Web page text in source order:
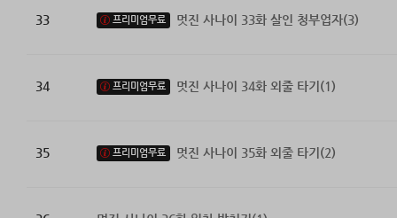
33 프리미엄무료 멋진 사나이 33화 살인 청부업자(3)
34 프리미엄무료 멋진 사나이 34화 외줄 타기(1)
35 프리미엄무료 멋진 사나이 35화 외줄 타기(2)